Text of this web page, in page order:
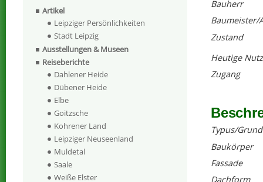
Bauherr
Baumeister/
Zustand
Heutige
Zugang
Typus/
Baukörper
Fassade
Dachform
Artikel
Leipziger Persönlichkeiten
Stadt Leipzig
Ausstellungen & Museen
Reiseberichte
Dahlener Heide
Dübener Heide
Elbe
Goitzsche
Kohrener Land
Leipziger Neuseenland
Muldetal
Saale
Weiße Elster